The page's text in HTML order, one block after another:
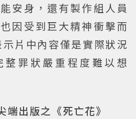
安身，還有製作組人員
因受到巨大精神衝擊而
片中內容僅是實際狀況
整罪狀嚴重程度難以想
出版之《死亡花》